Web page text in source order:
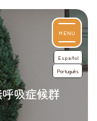
MENU
Español
Português
吸症候群